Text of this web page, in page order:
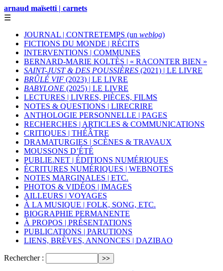
arnaud maïsetti | carnets
☰
JOURNAL | CONTRETEMPS (un weblog)
FICTIONS DU MONDE | RÉCITS
INTERVENTIONS | COMMUNES
BERNARD-MARIE KOLTÈS | « RACONTER BIEN »
SAINT-JUST & DES POUSSIÈRES (2021) | LE LIVRE
BRÛLÉ VIF (2023) | LE LIVRE
BABYLONE (2025) | LE LIVRE
LECTURES | LIVRES, PIÈCES, FILMS
NOTES & QUESTIONS | LIRECRIRE
ANTHOLOGIE PERSONNELLE | PAGES
RECHERCHES | ARTICLES & COMMUNICATIONS
CRITIQUES | THÉÂTRE
DRAMATURGIES | SCÈNES & TRAVAUX
MOUSSONS D’ÉTÉ
PUBLIE.NET | ÉDITIONS NUMÉRIQUES
ÉCRITURES NUMÉRIQUES | WEBNOTES
NOTES MARGINALES | ETC.
PHOTOS & VIDÉOS | IMAGES
AILLEURS | VOYAGES
À LA MUSIQUE | FOLK, SONG, ETC.
BIOGRAPHIE PERMANENTE
À PROPOS | PRÉSENTATIONS
PUBLICATIONS | PARUTIONS
LIENS, BRÈVES, ANNONCES | DAZIBAO
Rechercher :